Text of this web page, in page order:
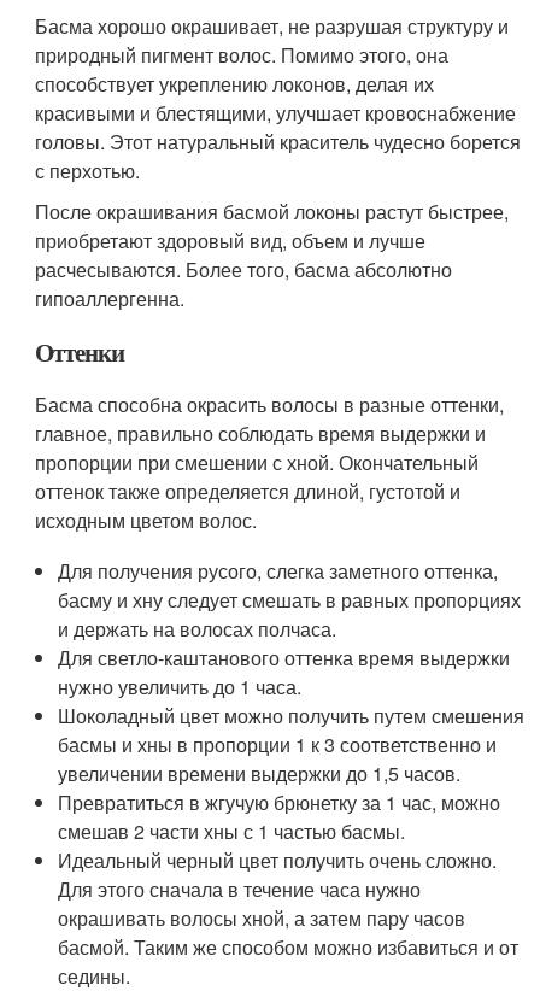
Басма хорошо окрашивает, не разрушая структуру и
природный пигмент волос. Помимо этого, она
способствует укреплению локонов, делая их
красивыми и блестящими, улучшает кровоснабжение
головы. Этот натуральный краситель чудесно борется
с перхотью.
После окрашивания басмой локоны растут быстрее,
приобретают здоровый вид, объем и лучше
расчесываются. Более того, басма абсолютно
гипоаллергенна.
Оттенки
Басма способна окрасить волосы в разные оттенки,
главное, правильно соблюдать время выдержки и
пропорции при смешении с хной. Окончательный
оттенок также определяется длиной, густотой и
исходным цветом волос.
Для получения русого, слегка заметного оттенка,
басму и хну следует смешать в равных пропорциях
и держать на волосах полчаса.
Для светло-каштанового оттенка время выдержки
нужно увеличить до 1 часа.
Шоколадный цвет можно получить путем смешения
басмы и хны в пропорции 1 к 3 соответственно и
увеличении времени выдержки до 1,5 часов.
Превратиться в жгучую брюнетку за 1 час, можно
смешав 2 части хны с 1 частью басмы.
Идеальный черный цвет получить очень сложно.
Для этого сначала в течение часа нужно
окрашивать волосы хной, а затем пару часов
басмой. Таким же способом можно избавиться и от
седины.